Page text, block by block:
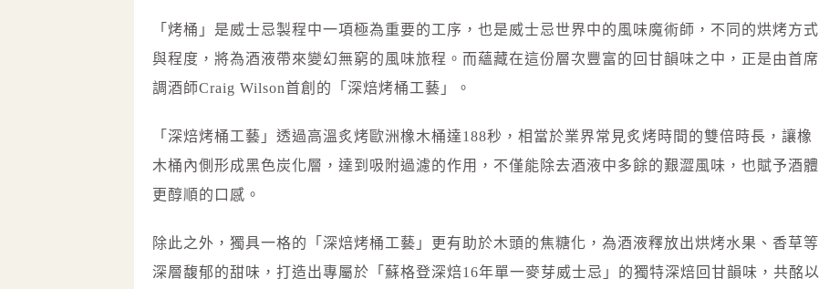
「烤桶」是威士忌製程中一項極為重要的工序，也是威士忌世界中的風味魔術師，不同的烘烤方式
與程度，將為酒液帶來變幻無窮的風味旅程。而蘊藏在這份層次豐富的回甘韻味之中，正是由首席
調酒師Craig Wilson首創的「深焙烤桶工藝」。
「深焙烤桶工藝」透過高溫炙烤歐洲橡木桶達188秒，相當於業界常見炙烤時間的雙倍時長，讓橡
木桶內側形成黑色炭化層，達到吸附過濾的作用，不僅能除去酒液中多餘的艱澀風味，也賦予酒體
更醇順的口感。
除此之外，獨具一格的「深焙烤桶工藝」更有助於木頭的焦糖化，為酒液釋放出烘烤水果、香草等
深層馥郁的甜味，打造出專屬於「蘇格登深焙16年單一麥芽威士忌」的獨特深焙回甘韻味，共酩以